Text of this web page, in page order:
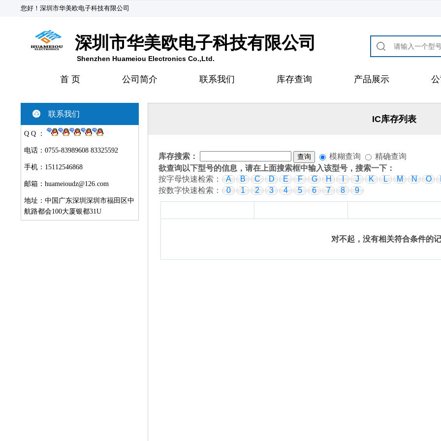
您好！深圳市华美欧电子科技有限公司
深圳市华美欧电子科技有限公司
Shenzhen Huameiou Electronics Co.,Ltd.
首 页 公司简介 联系我们 库存查询 产品展示
联系我们
Q Q ：
电话：0755-83989608 83325592
手机：15112546868
邮箱： huameioudz@126.com
地址：中国广东深圳深圳市福田区中
航路都会100大厦银都31U
IC库存列表
库存搜索： 模糊查询
精确查询
欲查询以下型号的信息，请在上面搜索框中输入该型号，搜索一下：
按字母快速检索：
A B C D E F G H J K L M N O
按数字快速检索：
0 1 2 3 4 5 6 7 8 9
对不起，没有相关符合条件的